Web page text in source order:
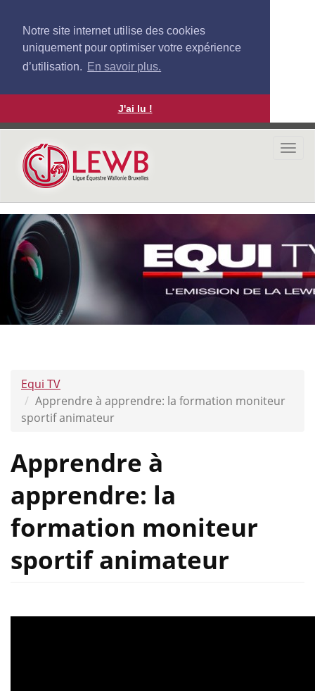
Notre site internet utilise des cookies
uniquement pour optimiser votre expérience
d’utilisation. En savoir plus.
J'ai lu !
Aller
contenu
principal
Equi TV
Apprendre à apprendre: la formation moniteur
sportif animateur
Apprendre à
apprendre: la
formation moniteur
sportif animateur